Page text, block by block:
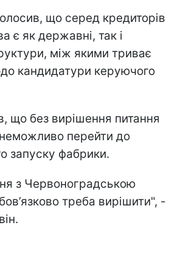
що серед кредиторів
є як державні, так і
між якими триває
кандидатури керуючого
що без вирішення питання
перейти до
запуску фабрики.
з Червоноградською
треба вирішити", -